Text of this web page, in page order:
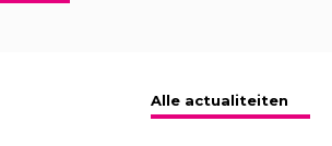
Alle actualiteiten